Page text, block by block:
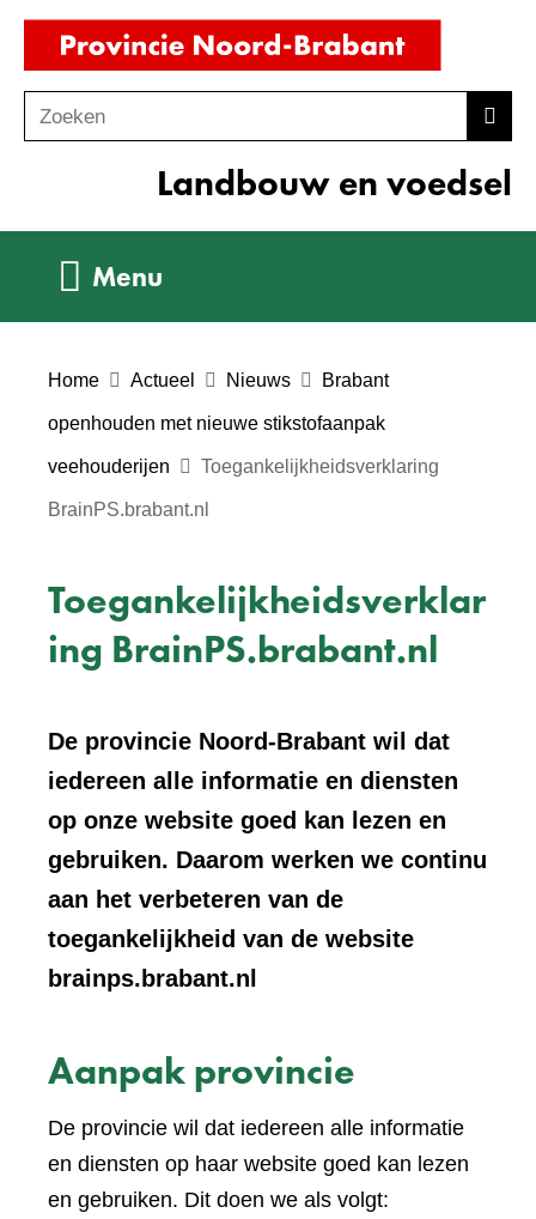
Ga
de
inhoud
o
Zoeken
Landbouw en voedsel
Menu
Home Actueel Nieuws Brabant
openhouden met nieuwe stikstofaanpak
veehouderijen Toegankelijkheidsverklaring
BrainPS.brabant.nl
Toegankelijkheidsverklar
ing BrainPS.brabant.nl
De provincie Noord-Brabant wil dat
iedereen alle informatie en diensten
op onze website goed kan lezen en
gebruiken. Daarom werken we continu
aan het verbeteren van de
toegankelijkheid van de website
brainps.brabant.nl
Aanpak provincie
De provincie wil dat iedereen alle informatie
en diensten op haar website goed kan lezen
en gebruiken. Dit doen we als volgt: